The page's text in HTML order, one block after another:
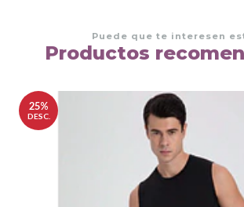
Puede que te interesen
Productos
25%
DESC.